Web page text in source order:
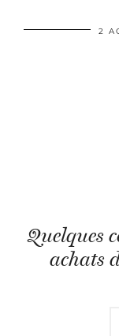
2
Quelques
achats